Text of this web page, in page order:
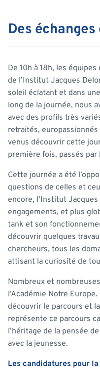
Des
De 10h à 18h, les
de l’Institut Jacques
soleil éclatant et dans
long de la journée, nous
avec des profils très
retraités,
venus découvrir cette
première fois, passés par
Cette journée a été
questions de celles et
encore, l’Institut
engagements, et plus
tank et son
découvrir quelques
chercheurs, tous les
attisant la curiosité de
Nombreux et
l’Académie Notre
découvrir le parcours et
représente ce parcours
l’héritage de la pensée
avec la jeunesse.
Les candidatures pour